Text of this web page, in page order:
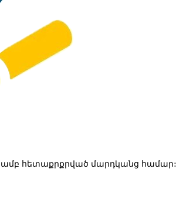
հետաքրքրված մարդկանց համար: